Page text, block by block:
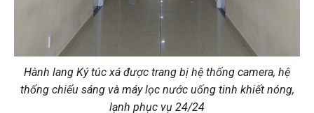
Hành lang Ký túc xá được trang bị hệ thống camera, hệ
thống chiếu sáng và máy lọc nước uống tinh khiết nóng,
lạnh phục vụ 24/24